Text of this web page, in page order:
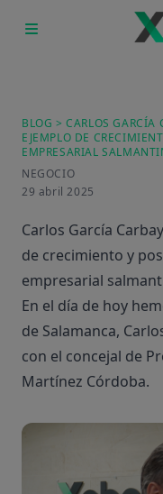
BLOG > CARLOS GARCÍA
EJEMPLO DE
EMPRESARIAL
NEGOCIO
29 abril 2025
Carlos García
de crecimiento y
empresarial
En el día de hoy
de Salamanca,
con el concejal de
Martínez Córdoba.